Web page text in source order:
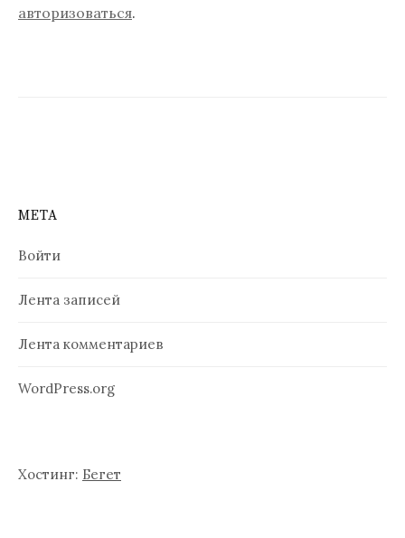
авторизоваться.
МЕТА
Войти
Лента записей
Лента комментариев
WordPress.org
Хостинг: Бегет